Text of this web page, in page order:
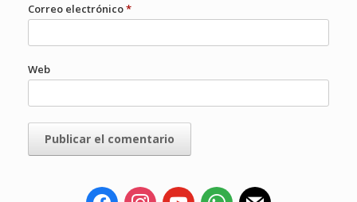
Correo electrónico*
Web